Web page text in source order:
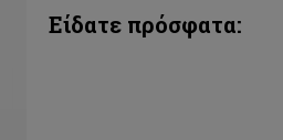
Είδατε πρόσφατα: